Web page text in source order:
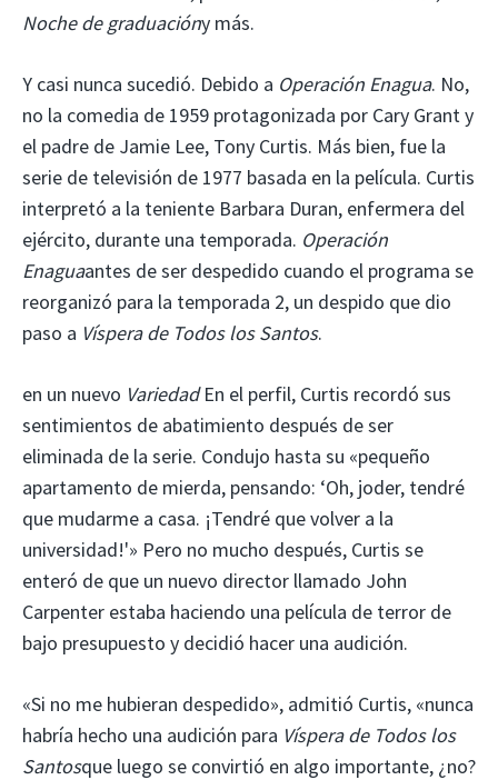
Noche de graduacióny más.
Y casi nunca sucedió. Debido a Operación Enagua. No,
no la comedia de 1959 protagonizada por Cary Grant y
el padre de Jamie Lee, Tony Curtis. Más bien, fue la
serie de televisión de 1977 basada en la película. Curtis
interpretó a la teniente Barbara Duran, enfermera del
ejército, durante una temporada. Operación
Enaguaantes de ser despedido cuando el programa se
reorganizó para la temporada 2, un despido que dio
paso a Víspera de Todos los Santos.
en un nuevo VariedadEn el perfil, Curtis recordó sus
sentimientos de abatimiento después de ser
eliminada de la serie. Condujo hasta su «pequeño
apartamento de mierda, pensando: ‘Oh, joder, tendré
que mudarme a casa. ¡Tendré que volver a la
universidad!'» Pero no mucho después, Curtis se
enteró de que un nuevo director llamado John
Carpenter estaba haciendo una película de terror de
bajo presupuesto y decidió hacer una audición.
«Si no me hubieran despedido», admitió Curtis, «nunca
habría hecho una audición para Víspera de Todos los
Santosque luego se convirtió en algo importante, ¿no?